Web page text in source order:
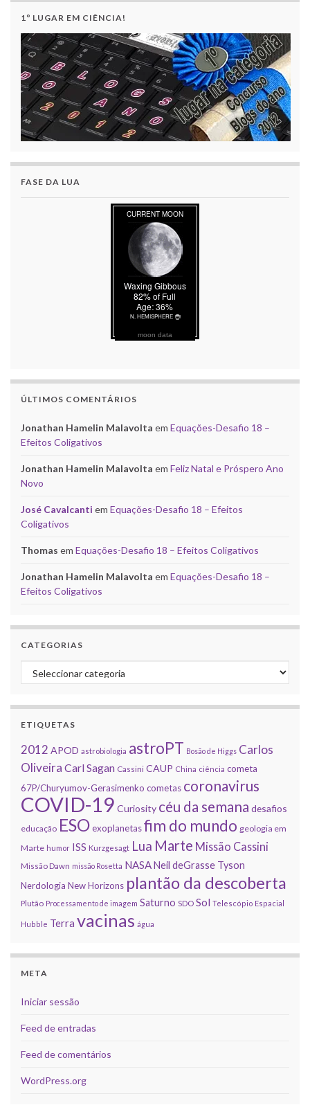
1º LUGAR EM CIÊNCIA!
FASE DA LUA
moon data
ÚLTIMOS COMENTÁRIOS
Jonathan Hamelin Malavolta em Equações-Desafio 18 –
Efeitos Coligativos
Jonathan Hamelin Malavolta em Feliz Natal e Próspero Ano
Novo
José Cavalcanti em Equações-Desafio 18 – Efeitos
Coligativos
Thomas em Equações-Desafio 18 – Efeitos Coligativos
Jonathan Hamelin Malavolta em Equações-Desafio 18 –
Efeitos Coligativos
CATEGORIAS
Categorias
ETIQUETAS
2012 APOD astrobiologia astroPT Bosão de Higgs Carlos
Oliveira Carl Sagan Cassini CAUP China ciência cometa
67P/Churyumov-Gerasimenko cometas coronavirus
COVID-19 Curiosity céu da semana desafios
educação ESOexoplanetasfim do mundo geologia em
Marte humor ISS Kurzgesagt Lua Marte Missão Cassini
Missão Dawn missão Rosetta NASANeil deGrasse Tyson
Nerdologia New Horizons plantão da descoberta
Plutão Processamento de imagem Saturno SDO Sol Telescópio Espacial
Hubble Terra vacinas água
META
Iniciar sessão
Feed de entradas
Feed de comentários
WordPress.org